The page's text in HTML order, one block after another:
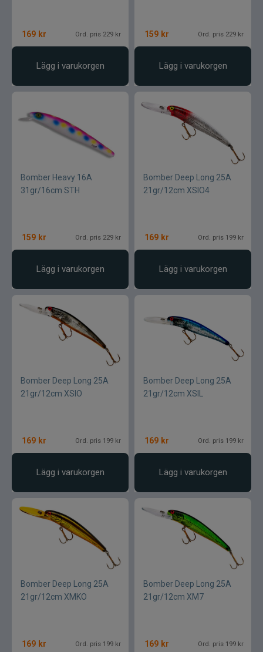
169 kr Ord. pris 229 kr
Lägg i varukorgen
159 kr Ord. pris 229 kr
Lägg i varukorgen
Bomber Heavy 16A
31gr/16cm STH
159 kr Ord. pris 229 kr
Lägg i varukorgen
Bomber Deep Long 25A
21gr/12cm XSIO4
169 kr Ord. pris 199 kr
Lägg i varukorgen
Bomber Deep Long 25A
21gr/12cm XSIO
169 kr Ord. pris 199 kr
Lägg i varukorgen
Bomber Deep Long 25A
21gr/12cm XSIL
169 kr Ord. pris 199 kr
Lägg i varukorgen
Bomber Deep Long 25A
21gr/12cm XMKO
169 kr Ord. pris 199 kr
Bomber Deep Long 25A
21gr/12cm XM7
169 kr Ord. pris 199 kr